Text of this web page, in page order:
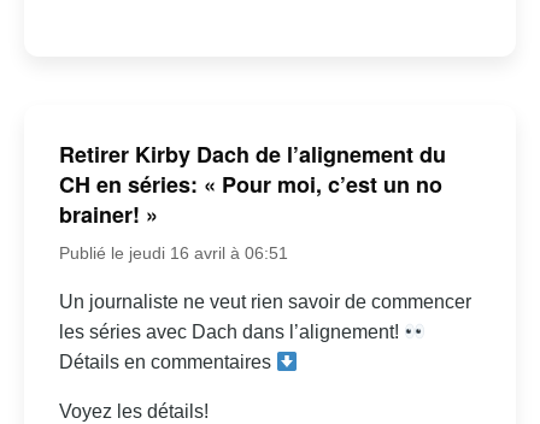
Retirer Kirby Dach de l’alignement du
CH en séries: « Pour moi, c’est un no
brainer! »
Publié le jeudi 16 avril à 06:51
Un journaliste ne veut rien savoir de commencer
les séries avec Dach dans l’alignement!
Détails en commentaires
Voyez les détails!